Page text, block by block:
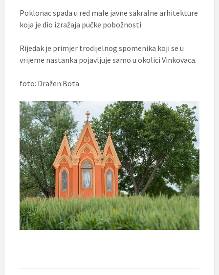
Poklonac spada u red male javne sakralne arhitekture
koja je dio izražaja pučke pobožnosti.
Rijedak je primjer trodijelnog spomenika koji se u
vrijeme nastanka pojavljuje samo u okolici Vinkovaca.
foto: Dražen Bota